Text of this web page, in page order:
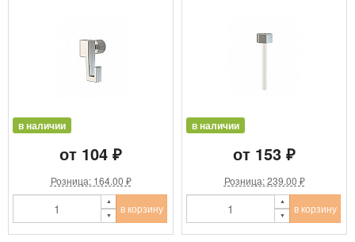
в наличии
от 104 ₽
Розница: 164.00 ₽
в корзину
в наличии
от 153 ₽
Розница: 239.00 ₽
в корзину